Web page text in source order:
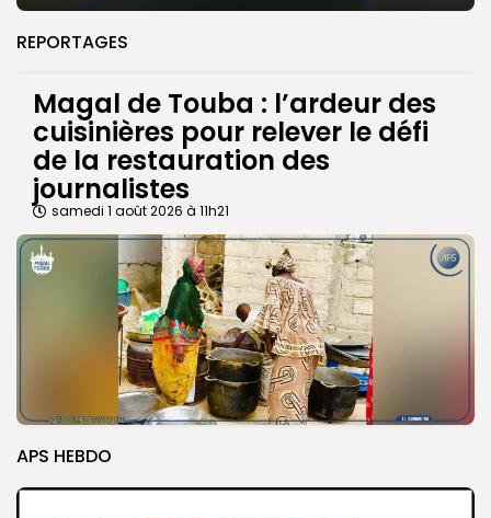
REPORTAGES
Magal de Touba : l’ardeur des
cuisinières pour relever le défi
de la restauration des
journalistes
samedi 1 août 2026 à 11h21
APS HEBDO